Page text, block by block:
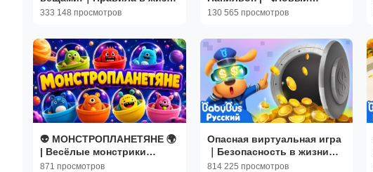
｜Новый эпизод Шерифа
333 148 просмотров
эпизод Шерифа Лабрадора
130 565 просмотров
👽 МОНСТРОПЛАНЕТЯНЕ 🌍
| Весёлые монстрики
прилетели на Землю! 🚀🎉
871 просмотров
Опасная виртуальная игра
｜Безопасность в жизни｜
Новый эпизод｜🎒
814 225 просмотров